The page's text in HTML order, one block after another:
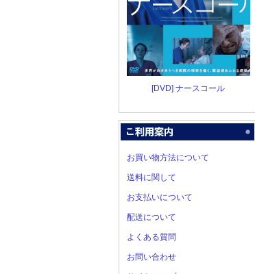
[DVD] ナースコール
お買い物方法について
送料に関して
お支払いについて
配送について
よくある質問
お問い合わせ